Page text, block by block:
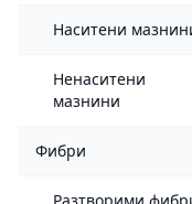
Наситени
Ненаситени
мазнини
Фибри